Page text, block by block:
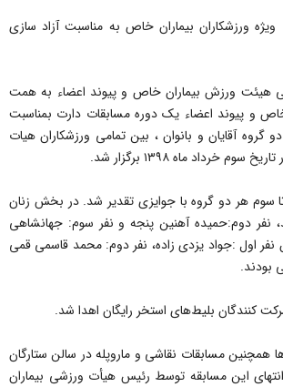
ویژه ورزشکاران بیماران خاص به مناسبت آزاد سازی
هیئت ورزش بیماران خاص و پیوند اعضاء به همت
و پیوند اعضاء یک دوره مسابقات دارت بمناسبت
گروه آقایان و بانوان ، بین تمامی ورزشکاران هیات
خرداد ماه ۱۳۹۸ برگزار شد.
سوم هر دو گروه با جوایزی تقدیر شد. در بخش زنان
نفر دوم:حمیده آهنین پنجه و نفر سوم: جهانشاهی
اول :جواد یزدی‌ زاده، نفر دوم: محمد قاسمی قمی
بودند.
کنندگان بلیط‌های استخر رایگان اهدا شد.
همچنین مسابقات نقاشی و ماروپله در سالن ستارگان
این مسابقه توسط رئیس هیأت ورزشی بیماران